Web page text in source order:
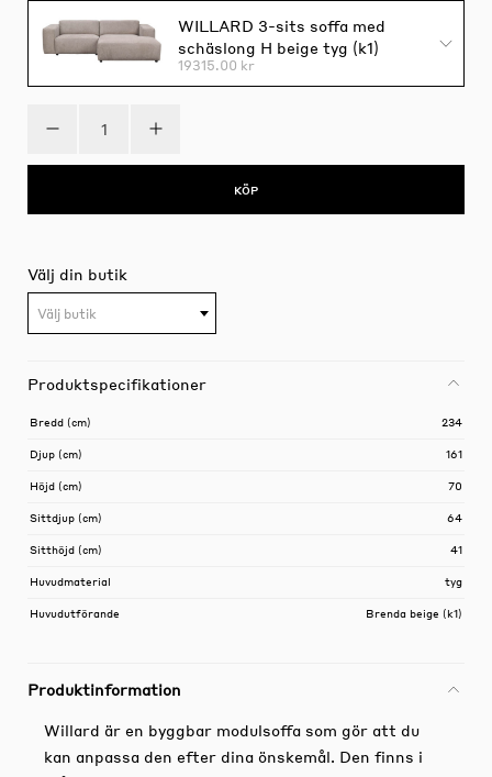
WILLARD 3-sits soffa med
schäslong H beige tyg (k1)
19315.00 kr
KÖP
Välj din butik
Välj butik
Produktspecifikationer
Bredd (cm) 234
Djup (cm) 161
Höjd (cm) 70
Sittdjup (cm) 64
Sitthöjd (cm) 41
Huvudmaterial tyg
Huvudutförande Brenda beige (k1)
Produktinformation
Willard är en byggbar modulsoffa som gör att du
kan anpassa den efter dina önskemål. Den finns i